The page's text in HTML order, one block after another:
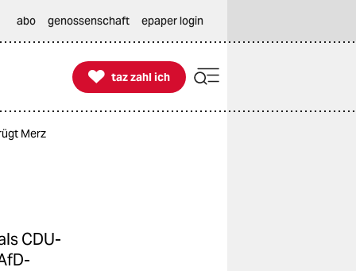
abo genossenschaft epaper login

taz zahl ich
taz zahl ich
Merz
CDU-